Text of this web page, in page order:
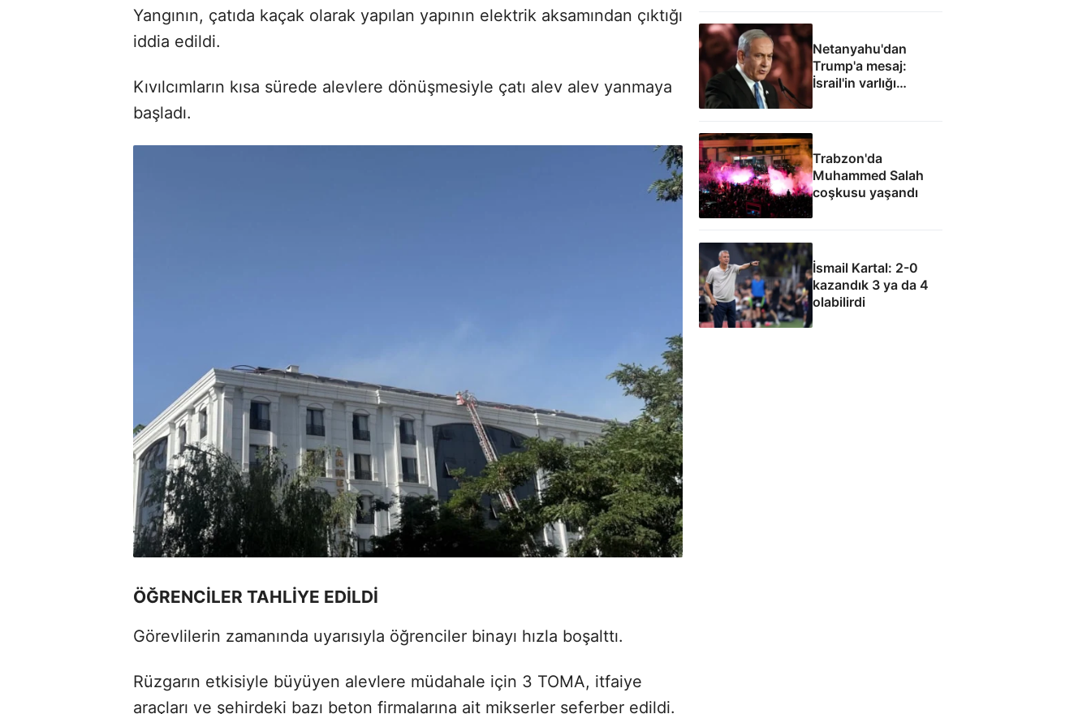
Yangının, çatıda kaçak olarak yapılan yapının elektrik aksamından çıktığı
iddia edildi.
Kıvılcımların kısa sürede alevlere dönüşmesiyle çatı alev alev yanmaya
başladı.
ÖĞRENCİLER TAHLİYE EDİLDİ
Görevlilerin zamanında uyarısıyla öğrenciler binayı hızla boşalttı.
Rüzgarın etkisiyle büyüyen alevlere müdahale için 3 TOMA, itfaiye
araçları ve şehirdeki bazı beton firmalarına ait mikserler seferber edildi.
Netanyahu'dan
Trump'a mesaj:
İsrail'in varlığı
Trabzon'da
Muhammed Salah
coşkusu yaşandı
İsmail Kartal: 2-0
kazandık 3 ya da 4
olabilirdi